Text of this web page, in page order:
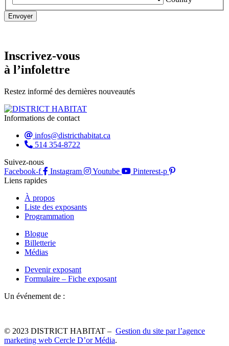
Inscrivez-vous
à l’infolettre
Restez informé des dernières nouveautés
Informations de contact
infos@districthabitat.ca
514 354-8722
Suivez-nous
Facebook-f
Instagram Youtube
Pinterest-p
Liens rapides
À propos
Liste des exposants
Programmation
Blogue
Billetterie
Médias
Devenir exposant
Formulaire – Fiche exposant
Un événement de :
© 2023 DISTRICT HABITAT – Gestion du site par l’agence
marketing web Cercle D’or Média.